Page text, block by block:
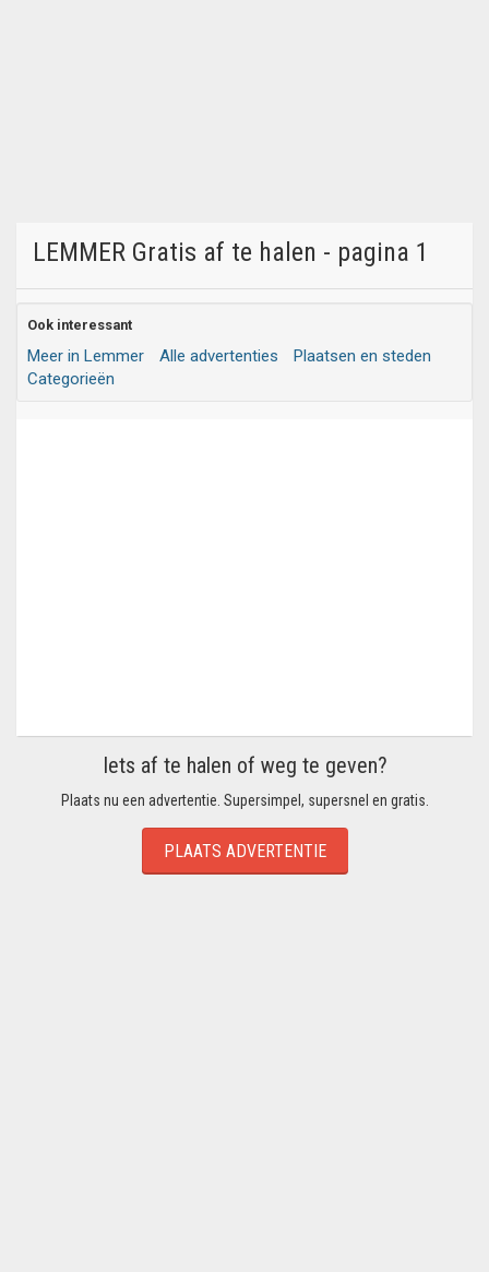
LEMMER Gratis af te halen - pagina 1
Ook interessant
Meer in Lemmer Alle advertenties
Plaatsen en steden
Categorieën
Iets af te halen of weg te geven?
Plaats nu een advertentie. Supersimpel, supersnel en gratis.
PLAATS ADVERTENTIE